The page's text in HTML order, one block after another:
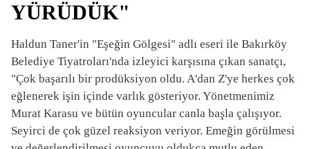
YÜRÜDÜK"
Haldun Taner'in "Eşeğin Gölgesi" adlı eseri ile Bakırköy
Belediye Tiyatroları'nda izleyici karşısına çıkan sanatçı,
"Çok başarılı bir prodüksiyon oldu. A'dan Z'ye herkes çok
eğlenerek işin içinde varlık gösteriyor. Yönetmenimiz
Murat Karasu ve bütün oyuncular canla başla çalışıyor.
Seyirci de çok güzel reaksiyon veriyor. Emeğin görülmesi